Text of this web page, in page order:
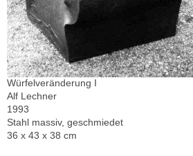
Würfelveränderung I
Alf Lechner
1993
Stahl massiv, geschmiedet
36 x 43 x 38 cm